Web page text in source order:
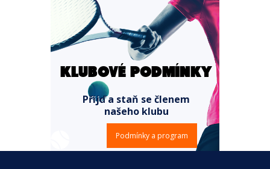
KLUBOVÉ PODMÍNKY
Přijď a staň se členem
našeho klubu
Podmínky a program